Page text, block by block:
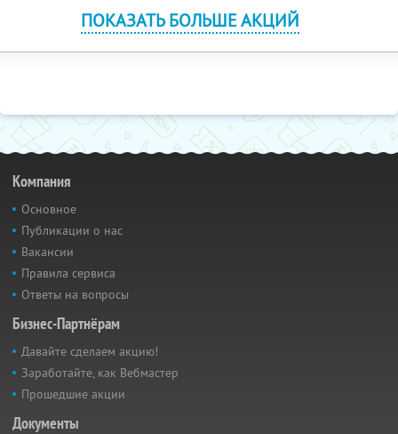
ПОКАЗАТЬ БОЛЬШЕ АКЦИЙ
Компания
Основное
Публикации о нас
Вакансии
Правила сервиса
Ответы на вопросы
Бизнес-Партнёрам
Давайте сделаем акцию!
Заработайте, как Вебмастер
Прошедшие акции
Документы